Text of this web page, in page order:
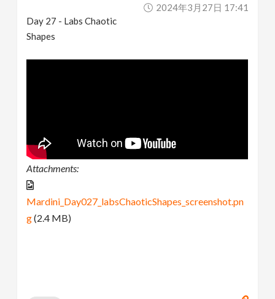
2024年3月27日 17:41
Day 27 - Labs Chaotic
Shapes
Attachments:
Mardini_Day027_labsChaoticShapes_screenshot.pn
g(2.4 MB)